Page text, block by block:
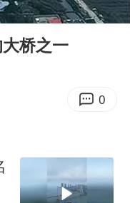
01:14
Enter
桥之一
0